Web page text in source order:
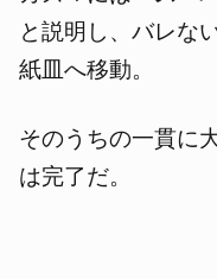
と説明し、バレな
紙皿へ移動。
そのうちの一貫に
は完了だ。